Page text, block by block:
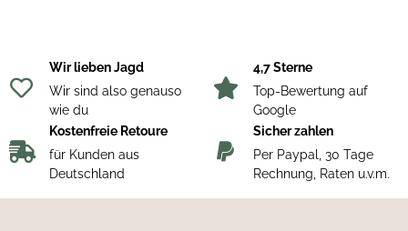
alle, die Komfort, Stil und Langlebigkeit in einem Produkt suchen.
Materialzusammensetzung:
Hauptmaterial: Gummi, Neopren
Wir lieben Jagd
Wir sind also genauso
wie du
4,7 Sterne
Top-Bewertung auf
Google
Kostenfreie Retoure
für Kunden aus
Deutschland
Sicher zahlen
Per Paypal, 30 Tage
Rechnung, Raten u.v.m.